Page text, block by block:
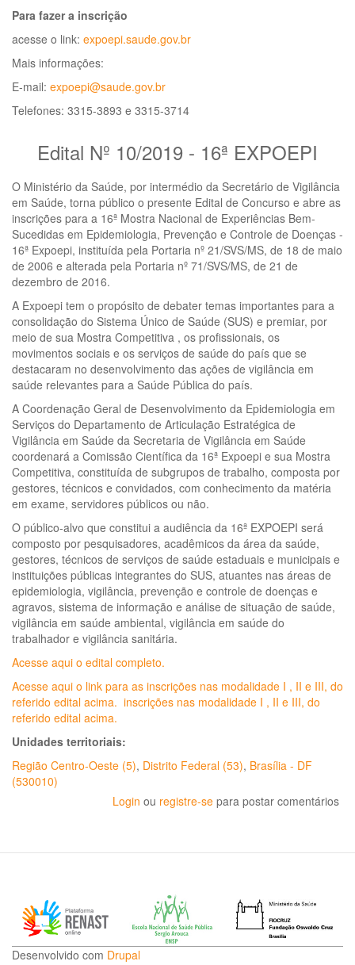
Para fazer a inscrição
acesse o link: expoepi.saude.gov.br
Mais informações:
E-mail: expoepi@saude.gov.br
Telefones: 3315-3893 e 3315-3714
Edital Nº 10/2019 - 16ª EXPOEPI
O Ministério da Saúde, por intermédio da Secretário de Vigilância
em Saúde, torna público o presente Edital de Concurso e abre as
inscrições para a 16ª Mostra Nacional de Experiências Bem-
Sucedidas em Epidemiologia, Prevenção e Controle de Doenças -
16ª Expoepi, instituída pela Portaria nº 21/SVS/MS, de 18 de maio
de 2006 e alterada pela Portaria nº 71/SVS/MS, de 21 de
dezembro de 2016.
A Expoepi tem o propósito de debater temas importantes para a
consolidação do Sistema Único de Saúde (SUS) e premiar, por
meio de sua Mostra Competitiva , os profissionais, os
movimentos sociais e os serviços de saúde do país que se
destacaram no desenvolvimento das ações de vigilância em
saúde relevantes para a Saúde Pública do país.
A Coordenação Geral de Desenvolvimento da Epidemiologia em
Serviços do Departamento de Articulação Estratégica de
Vigilância em Saúde da Secretaria de Vigilância em Saúde
coordenará a Comissão Científica da 16ª Expoepi e sua Mostra
Competitiva, constituída de subgrupos de trabalho, composta por
gestores, técnicos e convidados, com conhecimento da matéria
em exame, servidores públicos ou não.
O público-alvo que constitui a audiência da 16ª EXPOEPI será
composto por pesquisadores, acadêmicos da área da saúde,
gestores, técnicos de serviços de saúde estaduais e municipais e
instituições públicas integrantes do SUS, atuantes nas áreas de
epidemiologia, vigilância, prevenção e controle de doenças e
agravos, sistema de informação e análise de situação de saúde,
vigilância em saúde ambiental, vigilância em saúde do
trabalhador e vigilância sanitária.
Acesse aqui o edital completo.
Acesse aqui o link para as inscrições nas modalidade I , II e III, do
referido edital acima. inscrições nas modalidade I , II e III, do
referido edital acima.
Unidades territoriais:
Região Centro-Oeste (5), Distrito Federal (53), Brasília - DF
(530010)
Login ou registre-se para postar comentários
Desenvolvido com Drupal